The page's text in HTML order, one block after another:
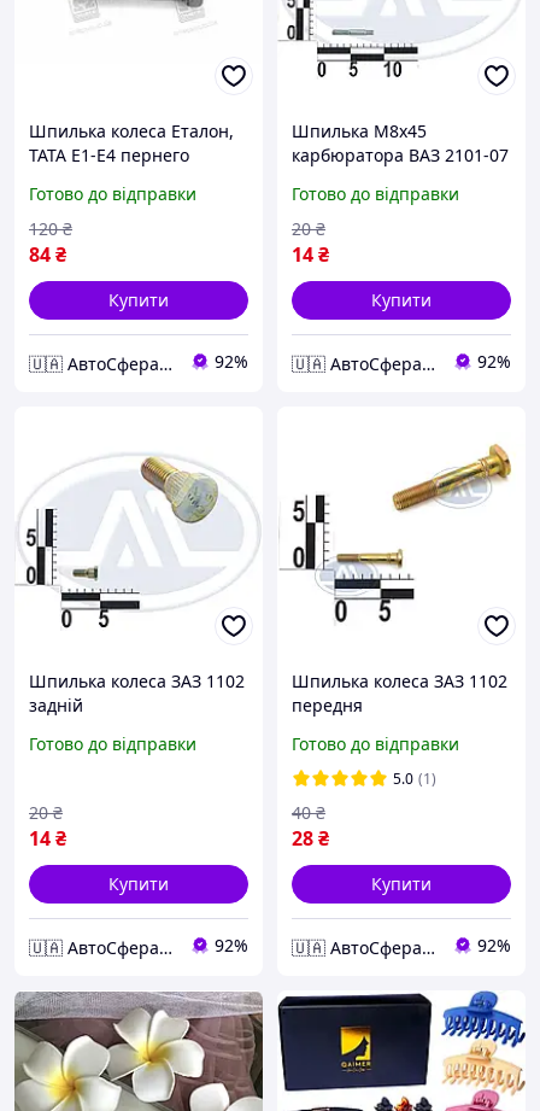
Шпилька колеса Еталон,
ТАТА Е1-Е4 пернего
Готово до відправки
84₴
120 ₴
Купити
🇺🇦 АвтоСфера 🇺🇦 92%
Шпилька М8х45
карбюратора ВАЗ 2101-07
Готово до відправки
14₴
20 ₴
Купити
🇺🇦 АвтоСфера 🇺🇦 92%
Шпилька колеса ЗАЗ 1102
задній
Готово до відправки
14₴
20 ₴
Купити
🇺🇦 АвтоСфера 🇺🇦 92%
Шпилька колеса ЗАЗ 1102
передня
Готово до відправки
5.0 (1)
28₴
40 ₴
Купити
🇺🇦 АвтоСфера 🇺🇦 92%